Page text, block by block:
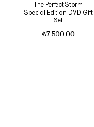
The Perfect Storm
Special Edition DVD Gift
Set
₺7.500,00